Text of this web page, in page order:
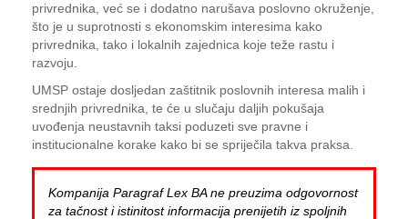
privrednika, već se i dodatno narušava poslovno okruženje,
što je u suprotnosti s ekonomskim interesima kako
privrednika, tako i lokalnih zajednica koje teže rastu i
razvoju.
UMSP ostaje dosljedan zaštitnik poslovnih interesa malih i
srednjih privrednika, te će u slučaju daljih pokušaja
uvođenja neustavnih taksi poduzeti sve pravne i
institucionalne korake kako bi se spriječila takva praksa.
Kompanija Paragraf Lex BA ne preuzima odgovornost
za tačnost i istinitost informacija prenijetih iz spoljnih